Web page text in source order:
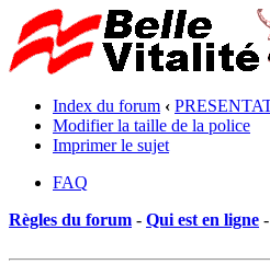
Index du forum ‹
Modifier la taille de la police
Imprimer le sujet
FAQ
Règles du forum - Qui est en ligne -